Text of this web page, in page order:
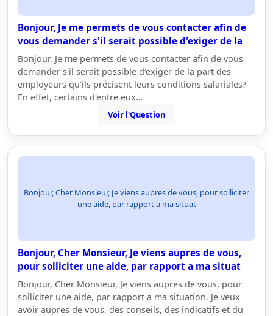
Bonjour, Je me permets de vous contacter afin de
vous demander s'il serait possible d'exiger de la
Bonjour, Je me permets de vous contacter afin de vous
demander s'il serait possible d'exiger de la part des
employeurs qu'ils précisent leurs conditions salariales?
En effet, certains d'entre eux…
Voir l'Question
Bonjour, Cher Monsieur, Je viens aupres de vous, pour solliciter
une aide, par rapport a ma situat
Bonjour, Cher Monsieur, Je viens aupres de vous,
pour solliciter une aide, par rapport a ma situat
Bonjour, Cher Monsieur, Je viens aupres de vous, pour
solliciter une aide, par rapport a ma situation. Je veux
avoir aupres de vous, des conseils, des indicatifs et du